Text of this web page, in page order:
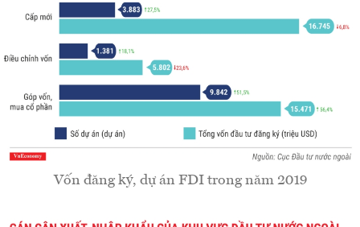
Vốn đăng ký, dự án FDI trong năm 2019